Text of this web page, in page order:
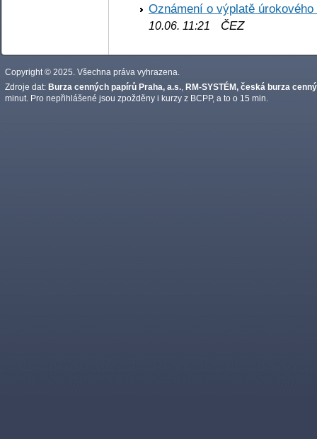
Oznámení o výplatě
10.06. 11:21 ČEZ
Copyright © 2025. Všechna práva vyhrazena.
Zdroje dat: Burza cenných papírů Praha, a.s. RM-SYSTÉM, česká burza
minut. Pro nepřihlášené jsou zpožděny i kurzy z BCPP, a to o 15 min.